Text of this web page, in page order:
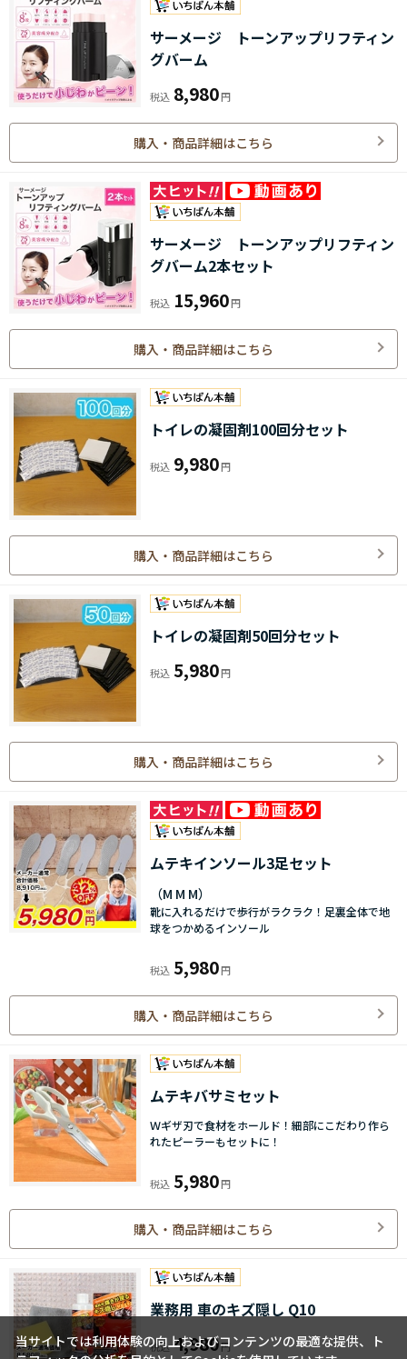
サーメージ トーンアップリフティン
グバーム
8,980
購入・商品詳細はこちら
サーメージ トーンアップリフティン
グバーム2本セット
15,960
購入・商品詳細はこちら
トイレの凝固剤100回分セット
9,980
購入・商品詳細はこちら
トイレの凝固剤50回分セット
5,980
購入・商品詳細はこちら
ムテキインソール3足セット
（M M M）
靴に入れるだけで歩行がラクラク！足裏全体で地
球をつかめるインソール
5,980
購入・商品詳細はこちら
ムテキバサミセット
Ｗギザ刃で食材をホールド！細部にこだわり作ら
れたピーラーもセットに！
5,980
購入・商品詳細はこちら
業務用 車のキズ隠し Q10
4,980
当サイトでは利用体験の向上およびコンテンツの最適な提供、ト